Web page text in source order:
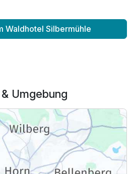
Waldhotel Silbermühle
Umgebung